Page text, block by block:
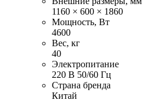
1160 × 600 × 1860
Мощность, Вт
4600
Вес, кг
40
Электропитание
220 В 50/60 Гц
Страна бренда
Китай